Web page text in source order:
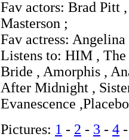
Fav actors: Brad Pitt
Masterson ;
Fav actress: Angelina
Listens to: HIM ,
Bride , Amorphis ,
After Midnight ,
Evanescence
Pictures: 1 - 2 - 3 - 4 -